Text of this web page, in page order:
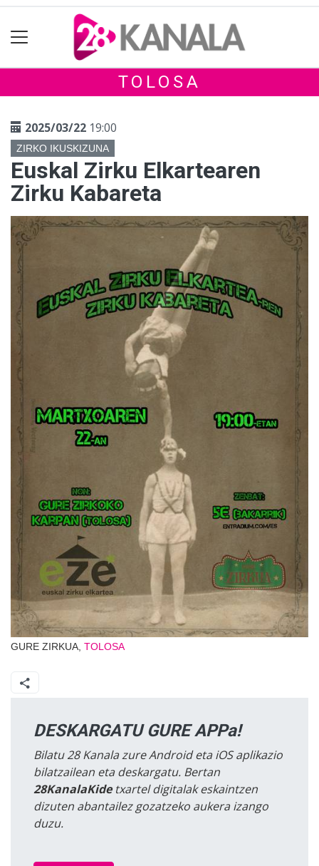
TOLOSA
2025/03/22 19:00
ZIRKO IKUSKIZUNA
Euskal Zirku Elkartearen
Zirku Kabareta
GURE ZIRKUA, TOLOSA
DESKARGATU GURE APPa!
Bilatu 28 Kanala zure Android eta iOS aplikazio
bilatzailean eta deskargatu. Bertan
28KanalaKidetxartel digitalak eskaintzen
dizuten abantailez gozatzeko aukera izango
duzu.